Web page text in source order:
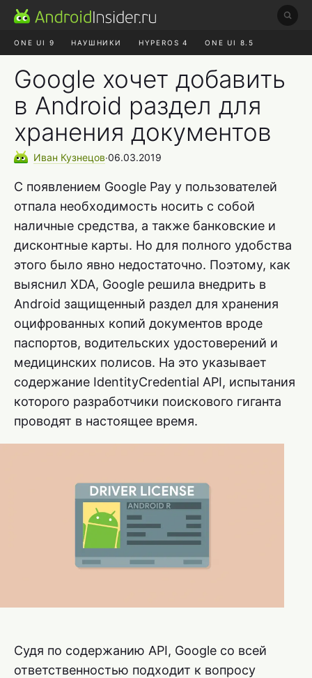
ONE UI 9 НАУШНИКИ HYPEROS 4 ONE UI 8.5
АЛИЭКСПРЕСС
Google хочет добавить
в Android раздел для
хранения документов
Иван Кузнецов∙06.03.2019
С появлением Google Pay у пользователей
отпала необходимость носить с собой
наличные средства, а также банковские и
дисконтные карты. Но для полного удобства
этого было явно недостаточно. Поэтому, как
выяснил XDA, Google решила внедрить в
Android защищенный раздел для хранения
оцифрованных копий документов вроде
паспортов, водительских удостоверений и
медицинских полисов. На это указывает
содержание IdentityCredential API, испытания
которого разработчики поискового гиганта
проводят в настоящее время.
Судя по содержанию API, Google со всей
ответственностью подходит к вопросу